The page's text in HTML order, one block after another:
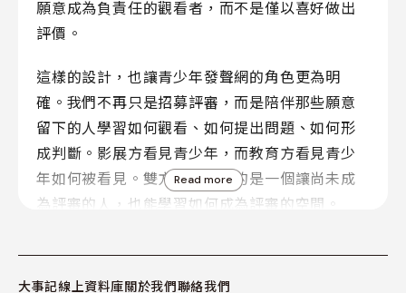
願意成為負責任的觀看者，而不是僅以喜好做出
評價。
這樣的設計，也讓青少年發聲網的角色更為明
確。我們不再只是招募評審，而是陪伴那些願意
留下的人學習如何觀看、如何提出問題、如何形
成判斷。影展方看見青少年，而教育方看見青少
年如何被看見。雙方共同建構的是一個讓尚未成
為評審的人，也能學習如何成為評審的空間。
Read more
大事記線上資料庫關於我們聯絡我們